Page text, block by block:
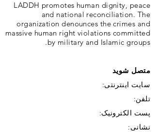
LADDH promotes human dignity, peace
and national reconciliation. The
organization denounces the crimes and
massive human right violations committed
by military and Islamic groups.
متصل شوید
سایت اینترنتی:
تلفن:
پست الکترونیک:
نشانی: